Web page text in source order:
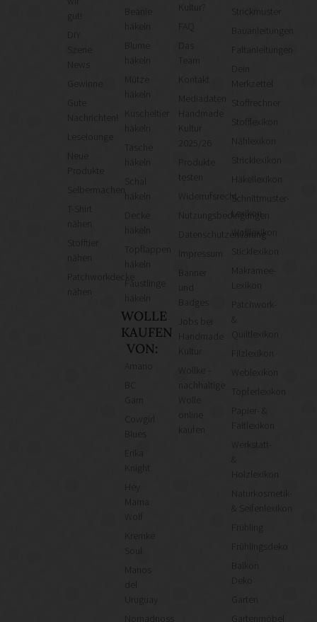
gut!
Gute
Nachrichten!
Leselounge
Produkte
Selbermachen
T-Shirt
Stofftier
Patchworkdecke
häkeln
häkeln
Mütze
häkeln
Kuscheltier
Tasche
häkeln
Topflappen
häkeln
Fäustlinge
häkeln
WOLLE
KAUFEN
VON:
Cowgirl
Knight
Mama
Kremke
Manos
Uruguay
Nomadnoss
Kultur?
Das
Team
Kontakt
Mediadaten
Kultur
2025/26
Produkte
testen
Widerrufsrecht
Nutzungsbedingungen
Datenschutzerklärung
Kultur
Wollke –
nachhaltige
kaufen
Strickmuster
Bauanleitungen
Faltanleitungen
Merkzettel
Stoffrechner
Stofflexikon
Nählexikon
Stricklexikon
Häkellexikon
Schnittmuster-
Lexikon
Wolllexikon
Sticklexikon
Makramee-
Lexikon
Patchwork-
&
Quiltlexikon
Filzlexikon
Weblexikon
Töpferlexikon
Papier- &
Faltlexikon
Werkstatt-
&
Holzlexikon
Naturkosmetik-
& Seifenlexikon
Frühling
Frühlingsdeko
Deko
Garten
Gartenmöbel